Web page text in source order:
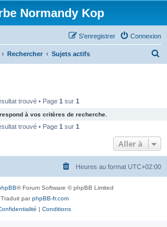
Normandy Kop
Connexion
S’enregistrer
Rechercher Sujets actifs
c
e
trouvé • Page 1 sur 1
à vos critères de recherche.
trouvé • Page 1 sur 1
Aller à
Heures au format UTC+02:00
® Forum Software © phpBB Limited
Traduit parphpBB-fr.com
| Conditions